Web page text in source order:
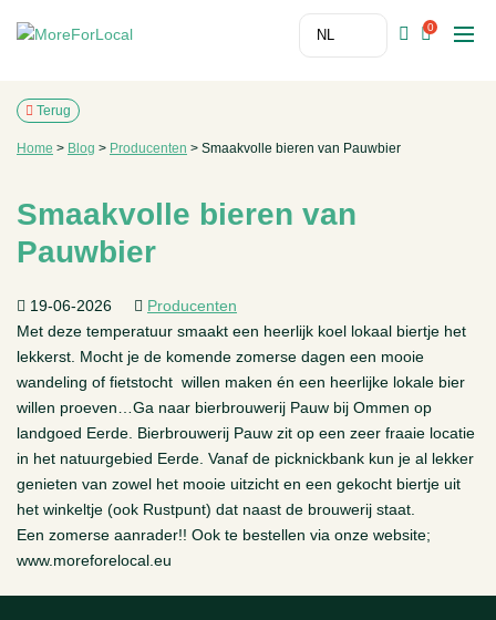
0
Terug
Home > Blog > Producenten > Smaakvolle bieren van Pauwbier
Smaakvolle bieren van
Pauwbier
19-06-2026
Producenten
Met deze temperatuur smaakt een heerlijk koel lokaal biertje het
lekkerst. Mocht je de komende zomerse dagen een mooie
wandeling of fietstocht willen maken én een heerlijke lokale bier
willen proeven…Ga naar bierbrouwerij Pauw bij Ommen op
landgoed Eerde. Bierbrouwerij Pauw zit op een zeer fraaie locatie
in het natuurgebied Eerde. Vanaf de picknickbank kun je al lekker
genieten van zowel het mooie uitzicht en een gekocht biertje uit
het winkeltje (ook Rustpunt) dat naast de brouwerij staat.
Een zomerse aanrader!! Ook te bestellen via onze website;
www.moreforelocal.eu